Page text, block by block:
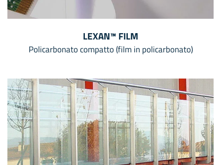
LEXAN™ FILM
Policarbonato compatto (film in policarbonato)